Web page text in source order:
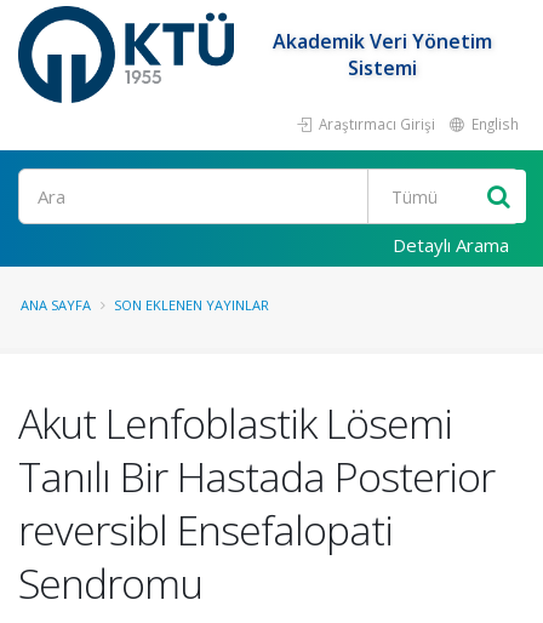
Akademik Veri Yönetim
Sistemi
Araştırmacı Girişi English
Ara
Detaylı Arama
ANA SAYFA SON EKLENEN YAYINLAR
Akut Lenfoblastik Lösemi
Tanılı Bir Hastada Posterior
reversibl Ensefalopati
Sendromu